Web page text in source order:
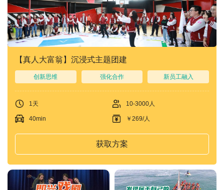
【真人大富翁】沉浸式主题团建
创新思维 强化合作 新员工融入
1天 10-3000人
40min ￥269/人
获取方案